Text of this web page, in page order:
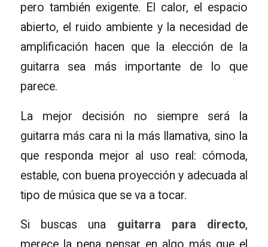
pero también exigente. El calor, el espacio
abierto, el ruido ambiente y la necesidad de
amplificación hacen que la elección de la
guitarra sea más importante de lo que
parece.
La mejor decisión no siempre será la
guitarra más cara ni la más llamativa, sino la
que responda mejor al uso real: cómoda,
estable, con buena proyección y adecuada al
tipo de música que se va a tocar.
Si buscas una guitarra para directo,